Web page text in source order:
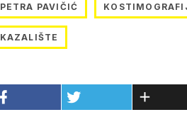
PETRA PAVIČIĆ
KAZALIŠTE